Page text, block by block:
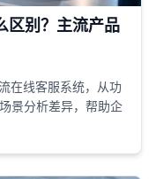
区别？主流产品
在线客服系统，从功
景分析差异，帮助企